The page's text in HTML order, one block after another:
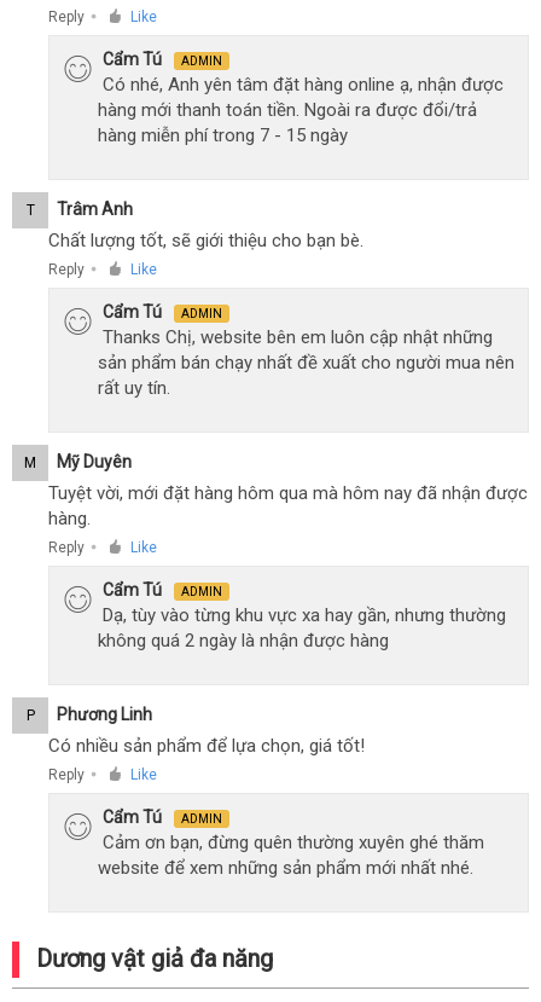
Reply ● Like
Cẩm Tú ADMIN
Có nhé, Anh yên tâm đặt hàng online ạ, nhận được
hàng mới thanh toán tiền. Ngoài ra được đổi/trả
hàng miễn phí trong 7 - 15 ngày
T Trâm Anh
Chất lượng tốt, sẽ giới thiệu cho bạn bè.
Reply ● Like
Cẩm Tú ADMIN
Thanks Chị, website bên em luôn cập nhật những
sản phẩm bán chạy nhất đề xuất cho người mua nên
rất uy tín.
M Mỹ Duyên
Tuyệt vời, mới đặt hàng hôm qua mà hôm nay đã nhận được
hàng.
Reply ● Like
Cẩm Tú ADMIN
Dạ, tùy vào từng khu vực xa hay gần, nhưng thường
không quá 2 ngày là nhận được hàng
P Phương Linh
Có nhiều sản phẩm để lựa chọn, giá tốt!
Reply ● Like
Cẩm Tú ADMIN
Cảm ơn bạn, đừng quên thường xuyên ghé thăm
website để xem những sản phẩm mới nhất nhé.
Dương vật giả đa năng